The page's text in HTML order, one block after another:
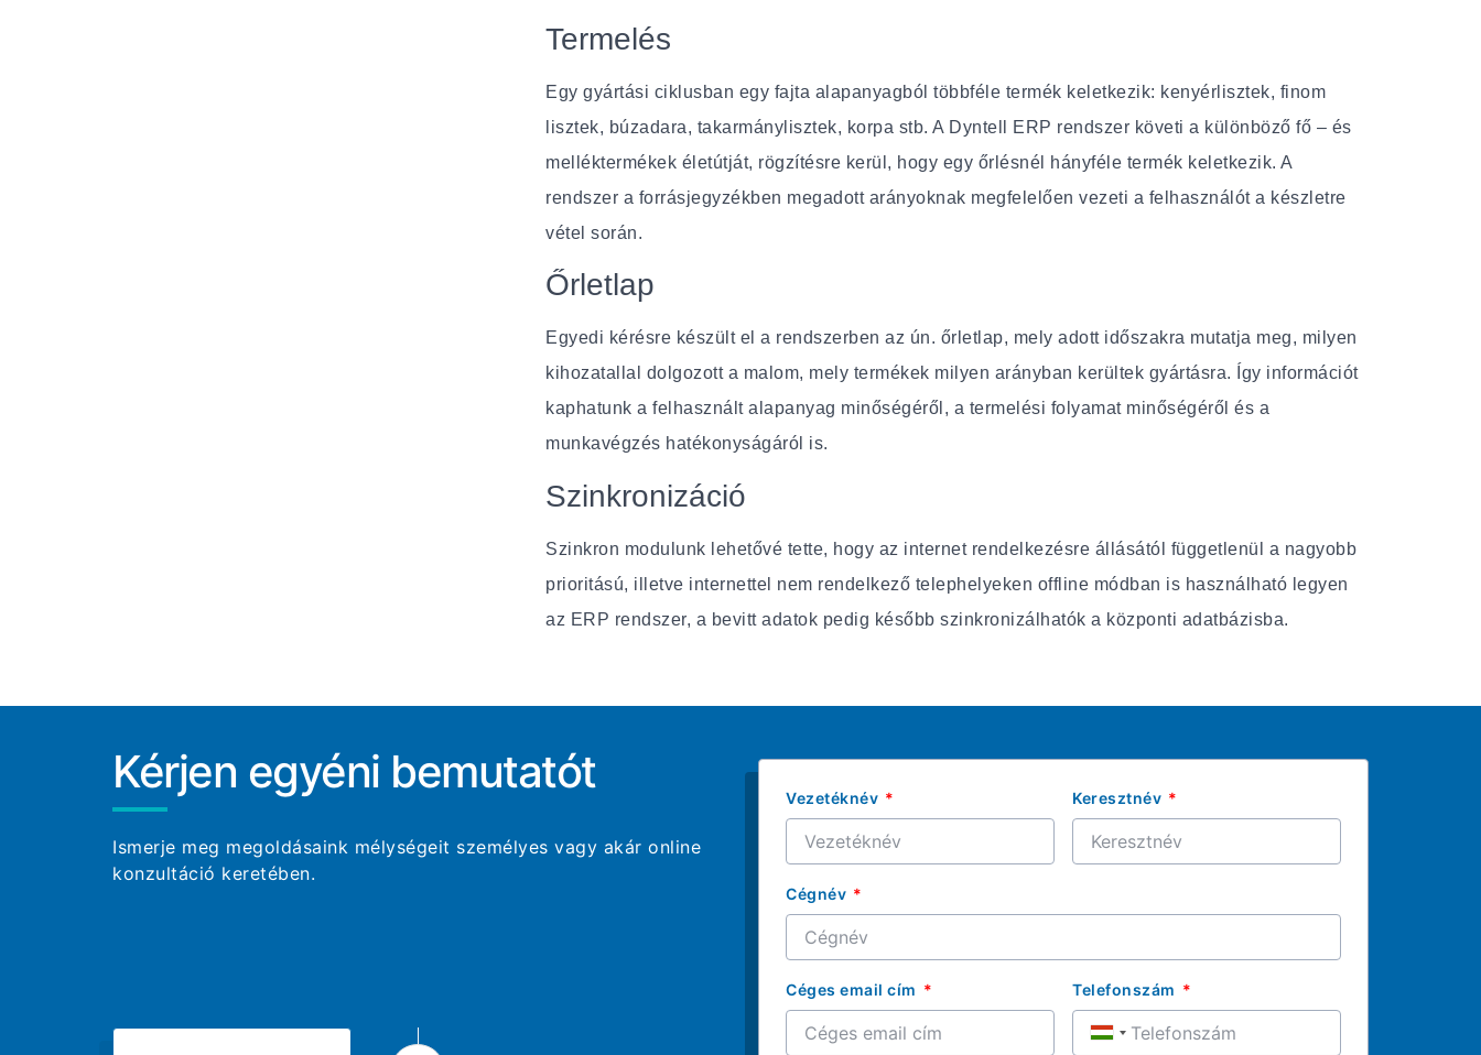
Termelés
Egy gyártási ciklusban egy fajta alapanyagból többféle termék keletkezik: kenyérlisztek, finom
lisztek, búzadara, takarmánylisztek, korpa stb. A Dyntell ERP rendszer követi a különböző fő – és
melléktermékek életútját, rögzítésre kerül, hogy egy őrlésnél hányféle termék keletkezik. A
rendszer a forrásjegyzékben megadott arányoknak megfelelően vezeti a felhasználót a készletre
vétel során.
Őrletlap
Egyedi kérésre készült el a rendszerben az ún. őrletlap, mely adott időszakra mutatja meg, milyen
kihozatallal dolgozott a malom, mely termékek milyen arányban kerültek gyártásra. Így információt
kaphatunk a felhasznált alapanyag minőségéről, a termelési folyamat minőségéről és a
munkavégzés hatékonyságáról is.
Szinkronizáció
Szinkron modulunk lehetővé tette, hogy az internet rendelkezésre állásától függetlenül a nagyobb
prioritású, illetve internettel nem rendelkező telephelyeken offline módban is használható legyen
az ERP rendszer, a bevitt adatok pedig később szinkronizálhatók a központi adatbázisba.
Kérjen egyéni bemutatót
Ismerje meg megoldásaink mélységeit személyes vagy akár online
konzultáció keretében.
Vezetéknév Keresztnév
Cégnév
Céges email cím Telefonszám
Hungary